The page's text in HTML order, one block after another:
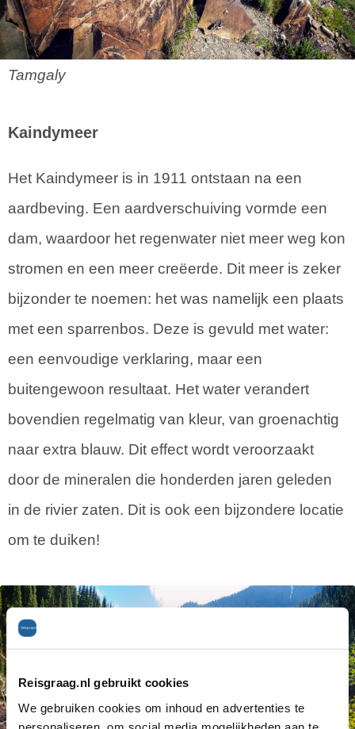
Reisgraag.nl gebruikt cookies
We gebruiken cookies om inhoud en advertenties te
Tamgaly
Kaindymeer
Het Kaindymeer is in 1911 ontstaan na een
aardbeving. Een aardverschuiving vormde een
dam, waardoor het regenwater niet meer weg kon
stromen en een meer creëerde. Dit meer is zeker
bijzonder te noemen: het was namelijk een plaats
met een sparrenbos. Deze is gevuld met water:
een eenvoudige verklaring, maar een
buitengewoon resultaat. Het water verandert
bovendien regelmatig van kleur, van groenachtig
naar extra blauw. Dit effect wordt veroorzaakt
door de mineralen die honderden jaren geleden
in de rivier zaten. Dit is ook een bijzondere locatie
om te duiken!